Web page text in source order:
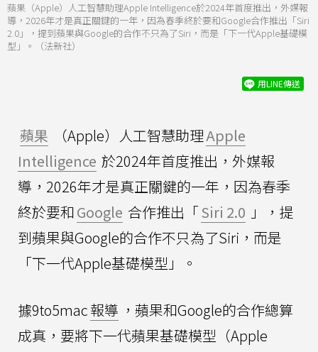
蘋果（Apple）人工智慧助理Apple Intelligence於2024年首度推出，外媒報
導，2026年才是真正關鍵的一年，因為春季終於要和Google合作推出「Siri
2.0」，提到蘋果與Google的合作不只為了Siri，而是「下一代Apple基礎模
型」。（法新社）
用LINE傳送
蘋果 （Apple）人工智慧助理Apple
Intelligence 於2024年首度推出，外媒報
導，2026年才是真正關鍵的一年，因為春季
終於要和Google 合作推出「Siri 2.0 」，提
到蘋果與Google的合作不只為了Siri，而是
「下一代Apple基礎模型」。
據9to5mac報導 ，蘋果和Google的合作總算
成真，要將下一代蘋果基礎模型（Apple